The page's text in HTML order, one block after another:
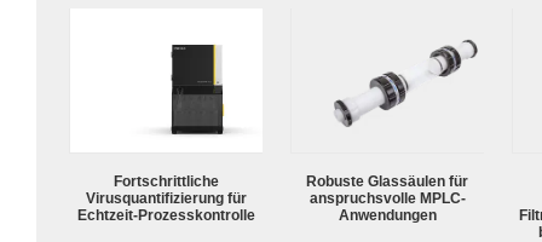
Fortschrittliche
Virusquantifizierung für
Echtzeit-Prozesskontrolle
Robuste Glassäulen für
anspruchsvolle MPLC-
Anwendungen